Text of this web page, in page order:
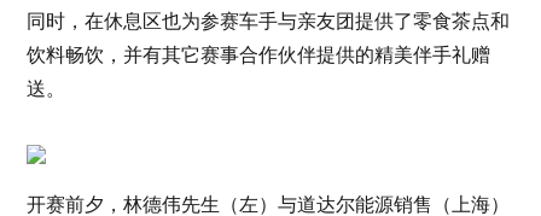
同时，在休息区也为参赛车手与亲友团提供了零食茶点和
饮料畅饮，并有其它赛事合作伙伴提供的精美伴手礼赠
送。
开赛前夕，林德伟先生（左）与道达尔能源销售（上海）